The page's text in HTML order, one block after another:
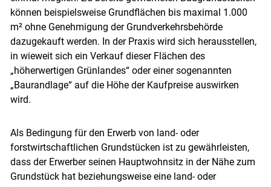
können beispielsweise Grundflächen bis maximal 1.000
m² ohne Genehmigung der Grundverkehrsbehörde
dazugekauft werden. In der Praxis wird sich herausstellen,
in wieweit sich ein Verkauf dieser Flächen des
„höherwertigen Grünlandes“ oder einer sogenannten
„Baurandlage“ auf die Höhe der Kaufpreise auswirken
wird.
Als Bedingung für den Erwerb von land- oder
forstwirtschaftlichen Grundstücken ist zu gewährleisten,
dass der Erwerber seinen Hauptwohnsitz in der Nähe zum
Grundstück hat beziehungsweise eine land- oder